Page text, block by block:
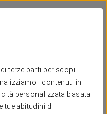
terze parti per scopi
i contenuti in
personalizzata basata
tue abitudini di